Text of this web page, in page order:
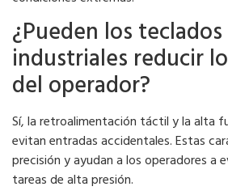
¿Pueden los
industriales reducir
del operador?
Sí, la retroalimentación táctil y la alta
evitan entradas accidentales. Estas
precisión y ayudan a los operadores a
tareas de alta presión.